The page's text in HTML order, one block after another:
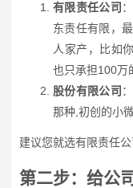
有限责任公司
东责任有限，
人家产，比如
也只承担100万
股份有限公司
那种,初创的小
建议您就选有限责任
第二步：给公